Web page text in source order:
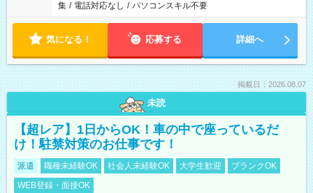
集 / 電話対応なし / パソコンスキル不要
気になる！ 応募する 詳細へ
掲載日：2026.08.07
未読
【超レア】1日からOK！車の中で座っているだ
け！駐禁対策のお仕事です！
派遣 職種未経験OK 社会人未経験OK 大学生歓迎
ブランクOK
WEB登録・面接OK